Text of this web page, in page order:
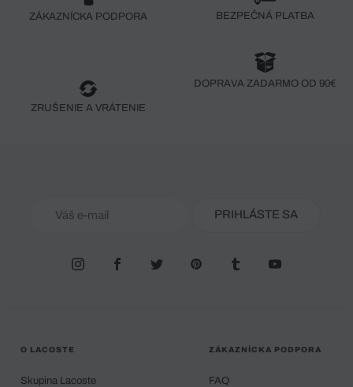
ZÁKAZNÍCKA PODPORA BEZPEČNÁ PLATBA
ZRUŠENIE A VRÁTENIE
DOPRAVA ZADARMO OD 90€
PRIHLÁSTE SA
O LACOSTE
Skupina Lacoste
ZÁKAZNÍCKA PODPORA
FAQ